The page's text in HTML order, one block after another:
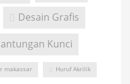
Desain Grafis
Kunci
makassar Huruf Akrilik